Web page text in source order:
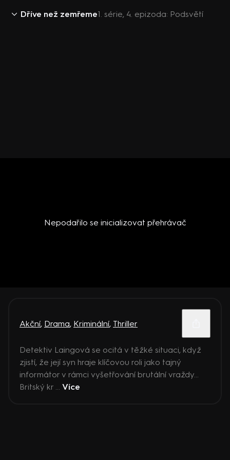
Dříve než zemřeme1. série, 4. epizoda: Podsvětí
Nepodařilo se inicializovat přehrávač
Akční, Drama, Kriminální, Thriller
Detektiv Laingová se ocitá v těžké situaci, když
zjistí, že její syn hraje klíčovou roli jako tajný
informátor v rámci vyšetřování brutální vraždy...
Britský kr ... Více